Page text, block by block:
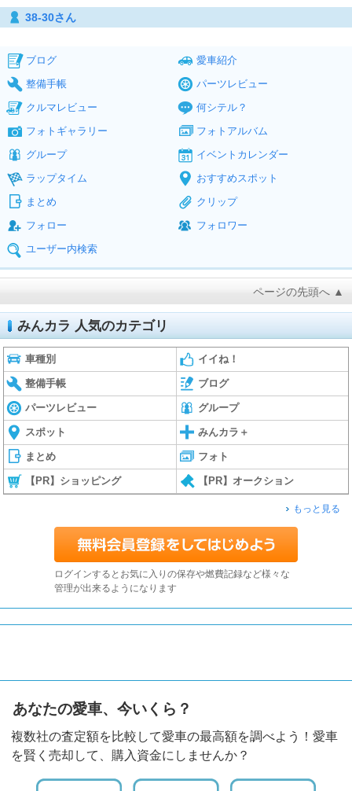
38-30さん
ブログ
愛車紹介
整備手帳
パーツレビュー
クルマレビュー
何シテル？
フォトギャラリー
フォトアルバム
グループ
イベントカレンダー
ラップタイム
おすすめスポット
まとめ
クリップ
フォロー
フォロワー
ユーザー内検索
ページの先頭へ ▲
みんカラ 人気のカテゴリ
車種別 イイね！
整備手帳 ブログ
パーツレビュー グループ
スポット みんカラ＋
まとめ フォト
【PR】ショッピング 【PR】オークション
もっと見る
ログインするとお気に入りの保存や燃費記録など様々な
管理が出来るようになります
あなたの愛車、今いくら？
複数社の査定額を比較して愛車の最高額を調べよう！愛車
を賢く売却して、購入資金にしませんか？